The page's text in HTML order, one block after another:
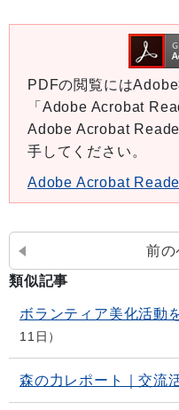
PDFの閲覧には
「Adobe Acrobat
Adobe Acrobat
手してください。
Adobe Acrobat
前の
類似記事
ボランティア美化活動
11日
森の力レポート｜交流